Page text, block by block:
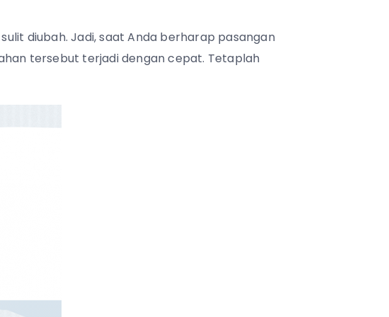
diubah. Jadi, saat Anda berharap pasangan
tersebut terjadi dengan cepat. Tetaplah